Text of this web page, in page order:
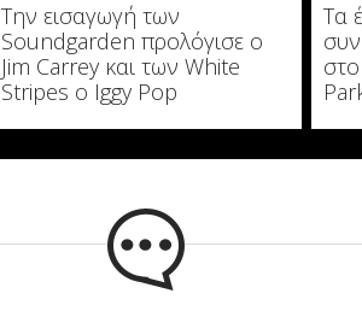
Την εισαγωγή των
Soundgarden προλόγισε ο
Jim Carrey και των White
Stripes ο Iggy Pop
Τα